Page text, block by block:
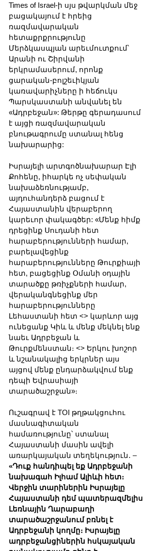
Times of Israel-ի սյս թվարկման մեջ
բացակայում է հրեից
ռազմավարական
հետաքրքրությունը
Մերձկասպյան արեւմուտքում՝
Արանի ու Շիրվանի
երկրամասերում, որոնք
ցարական-բոլշեւիկյան
կառավարիչները ի հեճուկս
Պարսկաստանի անվանել են
«Ադրբեջան»: Թերթը գերադասում
է այցի ռազմավարական
բնութագրումը ստանալ հենց
նախարարից:
Իսրայելի արտգոծնախարար Էլի
Քոհենը, իհարկե ոչ սեփական
նախաձեռնությամբ,
այդուհանդերձ բացում է
Հայաստանին վերաբերող
կարեւոր փակագծեր: «Մենք հիմք
դրեցինք Սուդանի հետ
հարաբերությունների համար,
բարելավեցինք
հարաբերությունները Թուրքիայի
հետ, բացեցինք Օմանի օդային
տարածքը թռիչքների համար,
վերականգնեցինք մեր
հարաբերությունները
Լեհաստանի հետ <> կարևոր այց
ունեցանք Կիև և մենք մեկնել ենք
նաեւ Ադրբեջան և
Թուրքմենստան։ <> Երկու խոշոր
և նշանակալից երկրներ այս
այցով մենք ընդարձակվում ենք
դեպի Եվրասիայի
տարածաշրջան»։
Ուշագրավ է TOI թղթակցուհու
մասնագիտական
համառությունը՝ ստանալ
Հայաստանի մասին ավելի
առարկայական տեղեկություն․ –
«Դուք հանդիպել եք Ադրբեջանի
նախագահ Իլհամ Ալիևի հետ։
Վերջին տարիներին Իսրայելը
Հայաստանի դեմ պատերազմելիս
Լեռնային Ղարաբաղի
տարածաշրջանում բռնել է
Ադրբեջանի կողմը։ Իսրայելը
ադրբեջանցիներին հսկայական